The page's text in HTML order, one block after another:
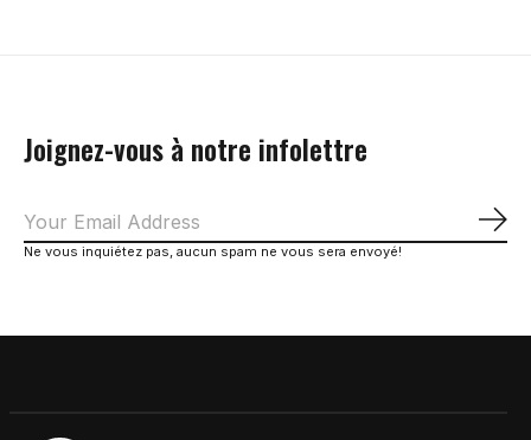
Joignez-vous à notre infolettre
Ne vous inquiétez pas, aucun spam ne vous sera envoyé!